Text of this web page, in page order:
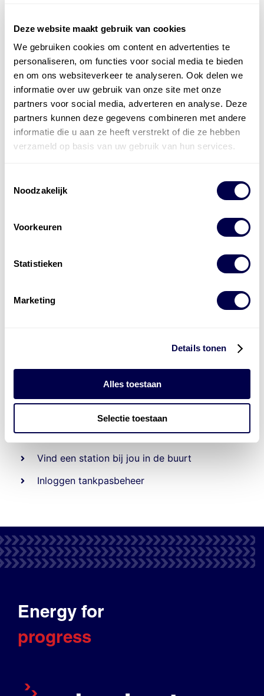
Deze website maakt gebruik van cookies
We gebruiken cookies om content en advertenties te
personaliseren, om functies voor social media te bieden
en om ons websiteverkeer te analyseren. Ook delen we
informatie over uw gebruik van onze site met onze
partners voor social media, adverteren en analyse. Deze
partners kunnen deze gegevens combineren met andere
informatie die u aan ze heeft verstrekt of die ze hebben
verzameld op basis van uw gebruik van hun services.
Noodzakelijk
Voorkeuren
Statistieken
Marketing
Details tonen
Alles toestaan
Selectie toestaan
Officieel distributeur met Mobil Smeermiddelen
voor alle sectoren
Welke olie heb ik nodig
Alle producten bekijken
ReferentiesKwikfit,Roba ,de Groot
tankstationsen duizenden
laadpassen
Den Hartog tank- en laadpas
Vind een station bij jou in de buurt
Inloggen tankpasbeheer
Energy for
progress